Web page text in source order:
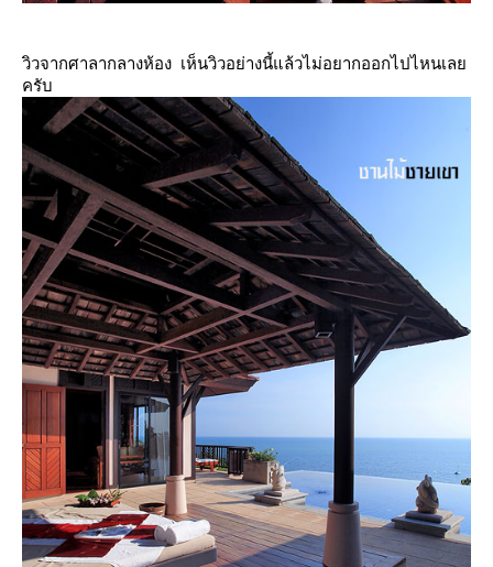
วิวจากศาลากลางห้อง เห็นวิวอย่างนี้แล้วไม่อยากออกไปไหนเล
ครับ